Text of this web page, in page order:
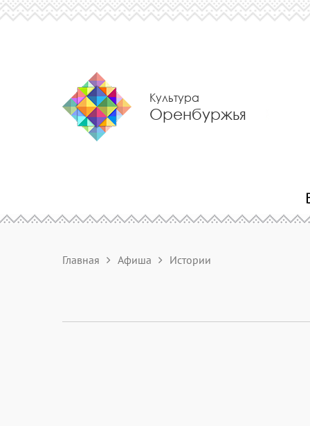
Культура
Оренбуржья
Главная Афиша Истории